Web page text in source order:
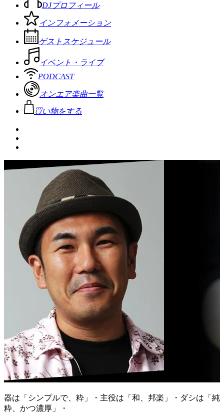
DJプロフィール
インフォメーション
ゲストスケジュール
イベント・ライブ
PODCAST
オンエア楽曲一覧
買い物をする
器は「シンプルで、粋」・主役は「和、邦楽」・ダシは「純
粋、かつ濃厚」・